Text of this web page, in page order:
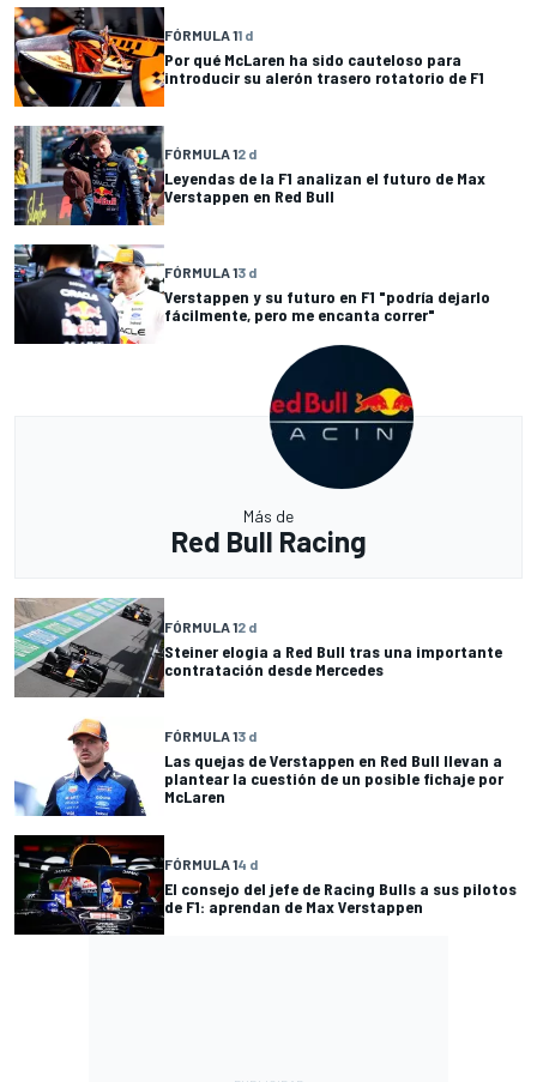
FÓRMULA 11 d
Por qué McLaren ha sido cauteloso para
introducir su alerón trasero rotatorio de F1
FÓRMULA 12 d
Leyendas de la F1 analizan el futuro de Max
Verstappen en Red Bull
FÓRMULA 13 d
Verstappen y su futuro en F1 "podría dejarlo
fácilmente, pero me encanta correr"
Más de
Red Bull Racing
FÓRMULA 12 d
Steiner elogia a Red Bull tras una importante
contratación desde Mercedes
FÓRMULA 13 d
Las quejas de Verstappen en Red Bull llevan a
plantear la cuestión de un posible fichaje por
McLaren
FÓRMULA 14 d
El consejo del jefe de Racing Bulls a sus pilotos
de F1: aprendan de Max Verstappen